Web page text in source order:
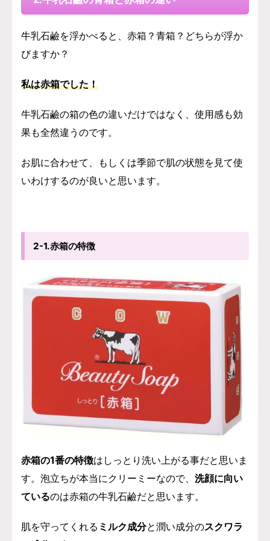
牛乳石鹼を浮かべると、赤箱？青箱？どちらが浮か
びますか？
私は赤箱でした！
牛乳石鹼の箱の色の違いだけではなく、使用感も効
果も全然違うのです。
お肌に合わせて、もしくは季節で肌の状態を見て使
いわけするのが良いと思います。
2-1.赤箱の特徴
赤箱の1番の特徴はしっとり洗い上がる事だと思いま
す。泡立ちが本当にクリーミーなので、 洗顔に向い
ているのは赤箱の牛乳石鹼だと思います。
肌を守ってくれる ミルク成分と潤い成分のスクワラ